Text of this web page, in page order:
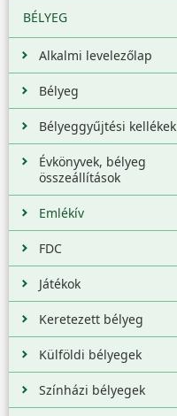
BÉLYEG
Alkalmi levelezőlap
Bélyeg
Bélyeggyűjtési kellékek
Évkönyvek, bélyeg
összeállítások
Emlékív
FDC
Játékok
Keretezett bélyeg
Külföldi bélyegek
Színházi bélyegek